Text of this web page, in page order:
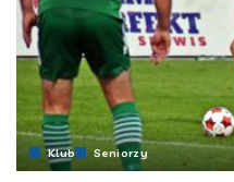
Klub Seniorzy